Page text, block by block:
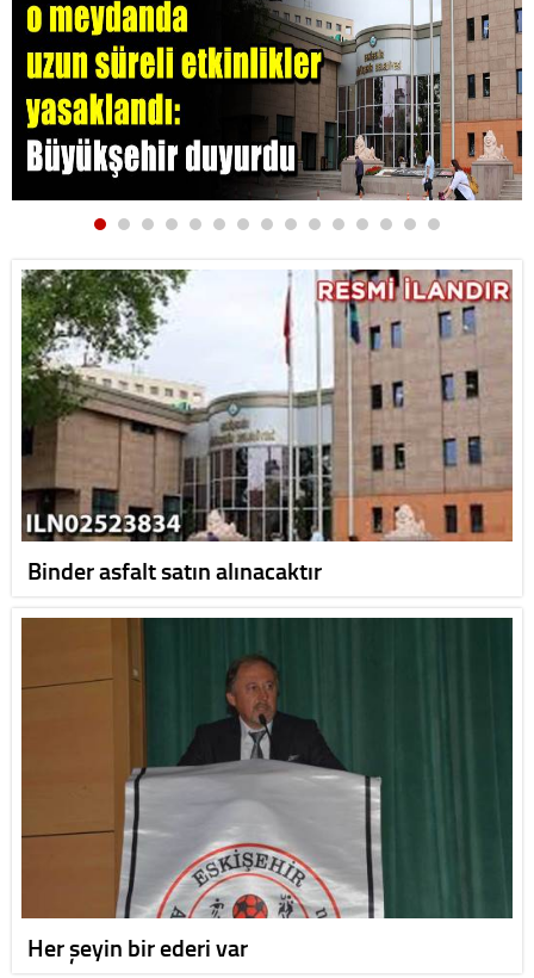
Binder asfalt satın alınacaktır
Her şeyin bir ederi var